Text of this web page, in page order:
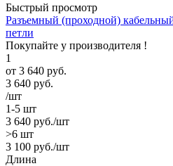
Быстрый просмотр
Разъемный (проходной)
петли
Покупайте у производителя !
1
от 3 640 руб.
3 640 руб.
/шт
1-5 шт
3 640 руб./шт
>6 шт
3 100 руб./шт
Длина